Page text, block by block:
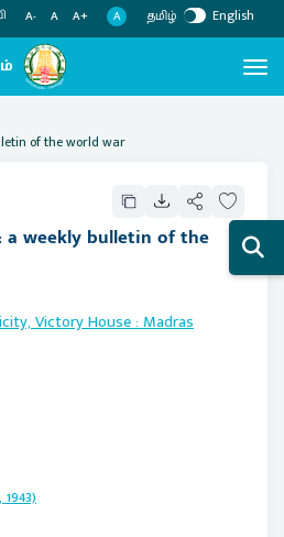
A- A A+ A தமிழ் English
of the world war
a weekly bulletin of the
Victory House:Madras